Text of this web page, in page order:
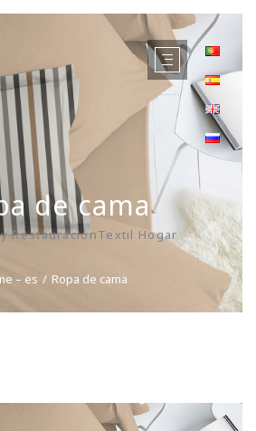
de cama
RestauraciónTextil Hogar
– es Ropa de cama